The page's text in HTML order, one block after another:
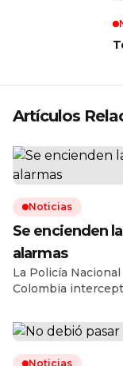
Artículos
Noticias
Se encienden
alarmas
La Policía Nacional
Colombia
consigo 420 kilos
nitrato de amonio
departamento del
Noticias